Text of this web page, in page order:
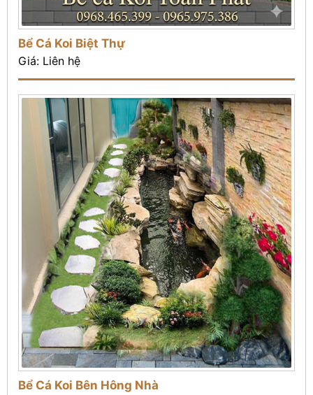
Bể Cá Koi Biệt Thự
Giá: Liên hệ
Bể Cá Koi Bên Hông Nhà